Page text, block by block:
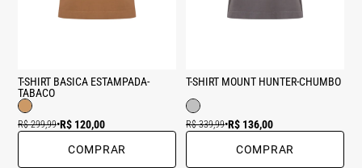
T-SHIRT BASICA ESTAMPADA-
TABACO
R$ 299,99•R$ 120,00
COMPRAR
T-SHIRT MOUNT HUNTER-CHUMBO
R$ 339,99•R$ 136,00
COMPRAR